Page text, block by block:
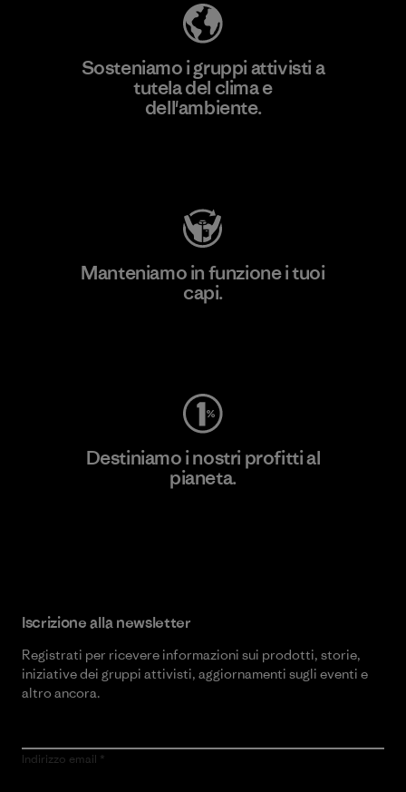
Sosteniamo i gruppi attivisti a
tutela del clima e
dell'ambiente.
Manteniamo in funzione i tuoi
capi.
Destiniamo i nostri profitti al
pianeta.
Iscrizione alla newsletter
Registrati per ricevere informazioni sui prodotti, storie,
iniziative dei gruppi attivisti, aggiornamenti sugli eventi e
altro ancora.
Indirizzo email